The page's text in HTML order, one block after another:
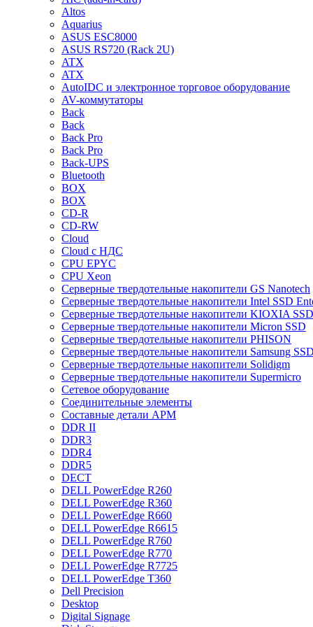
Altos
Aquarius
ASUS ESC8000
ASUS RS720 (Rack 2U)
ATX
ATX
AutoIDC и электронное торговое оборудование
AV-коммутаторы
Back
Back
Back Pro
Back Pro
Back-UPS
Bluetooth
BOX
BOX
CD-R
CD-RW
Cloud
Cloud с НДС
CPU EPYC
CPU Xeon
Cерверные твердотельные накопители GS Nanotech
Cерверные твердотельные накопители Intel SSD
Cерверные твердотельные накопители KIOXIA SSD
Cерверные твердотельные накопители Micron SSD
Cерверные твердотельные накопители PHISON
Cерверные твердотельные накопители Samsung
Cерверные твердотельные накопители Solidigm
Cерверные твердотельные накопители Supermicro
Cетевое оборудование
Cоединительные элементы
Cоставные детали АРМ
DDR II
DDR3
DDR4
DDR5
DECT
DELL PowerEdge R260
DELL PowerEdge R360
DELL PowerEdge R660
DELL PowerEdge R6615
DELL PowerEdge R760
DELL PowerEdge R770
DELL PowerEdge R7725
DELL PowerEdge T360
Dell Precision
Desktop
Digital Signage